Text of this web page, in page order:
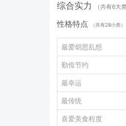
综合实力 （共有6大
性格特点 （共有28小类）
最爱胡思乱想
勤俭节约
最幸运
最传统
喜爱美食程度